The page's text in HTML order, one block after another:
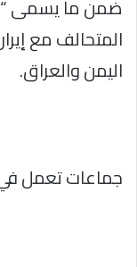
ضمن ما يسمى
المتحالف مع
اليمن والعراق.
جماعات تعمل